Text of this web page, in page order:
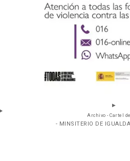
Archivo - Cartel
- MINSITERIO DE